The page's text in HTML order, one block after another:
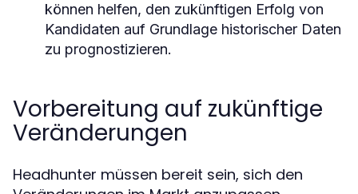
können helfen, den zukünftigen Erfolg von
Kandidaten auf Grundlage historischer Daten
zu prognostizieren.
Vorbereitung auf zukünftige
Veränderungen
Headhunter müssen bereit sein, sich den